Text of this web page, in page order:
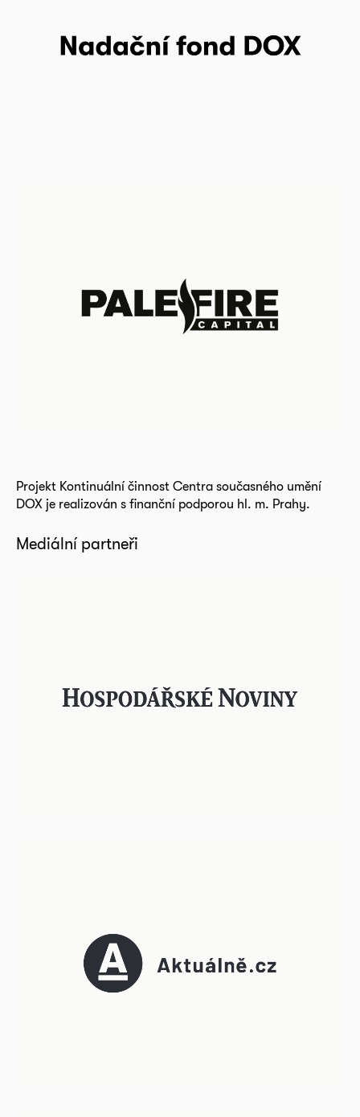
Projekt Kontinuální činnost Centra současného umění
DOX je realizován s finanční podporou hl. m. Prahy.
Mediální partneři